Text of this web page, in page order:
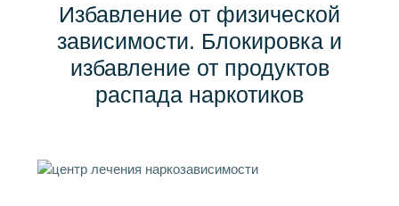
Избавление от физической
зависимости. Блокировка и
избавление от продуктов
распада наркотиков